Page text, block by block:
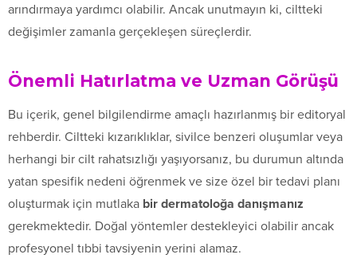
arındırmaya yardımcı olabilir. Ancak unutmayın ki, ciltteki
değişimler zamanla gerçekleşen süreçlerdir.
Önemli Hatırlatma ve Uzman Görüşü
Bu içerik, genel bilgilendirme amaçlı hazırlanmış bir editoryal
rehberdir. Ciltteki kızarıklıklar, sivilce benzeri oluşumlar veya
herhangi bir cilt rahatsızlığı yaşıyorsanız, bu durumun altında
yatan spesifik nedeni öğrenmek ve size özel bir tedavi planı
oluşturmak için mutlaka bir dermatoloğa danışmanız
gerekmektedir. Doğal yöntemler destekleyici olabilir ancak
profesyonel tıbbi tavsiyenin yerini alamaz.